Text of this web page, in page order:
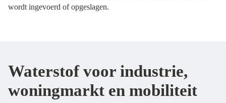
wordt ingevoerd of opgeslagen.
Waterstof voor industrie,
woningmarkt en mobiliteit